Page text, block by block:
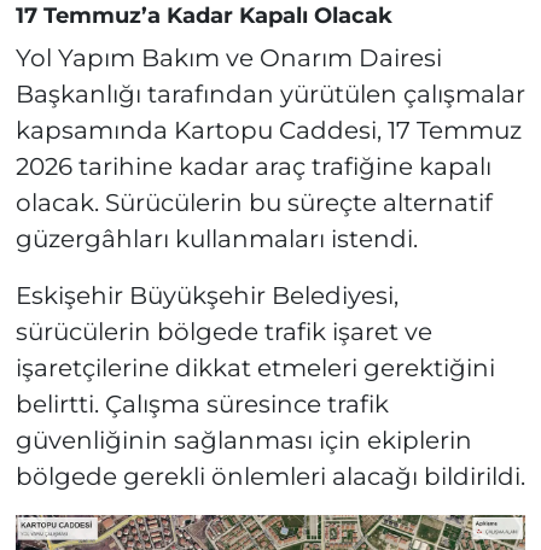
17 Temmuz’a Kadar Kapalı Olacak
Yol Yapım Bakım ve Onarım Dairesi
Başkanlığı tarafından yürütülen çalışmalar
kapsamında Kartopu Caddesi, 17 Temmuz
2026 tarihine kadar araç trafiğine kapalı
olacak. Sürücülerin bu süreçte alternatif
güzergâhları kullanmaları istendi.
Eskişehir Büyükşehir Belediyesi,
sürücülerin bölgede trafik işaret ve
işaretçilerine dikkat etmeleri gerektiğini
belirtti. Çalışma süresince trafik
güvenliğinin sağlanması için ekiplerin
bölgede gerekli önlemleri alacağı bildirildi.